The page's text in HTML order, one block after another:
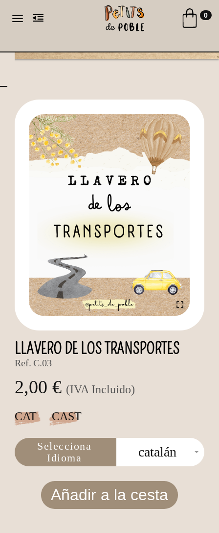
Toggle navigation
Toggle 0
LLAVERO DE LOS TRANSPORTES
CAT CAST
Ref. C.03
2,00 € (IVA Incluido)
Selecciona
Idioma
catalán
Añadir a la cesta